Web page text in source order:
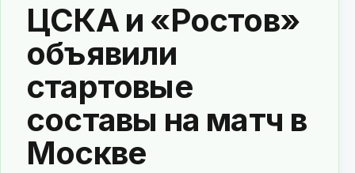
ЦСКА и «Ростов»
объявили
стартовые
составы на матч в
Москве